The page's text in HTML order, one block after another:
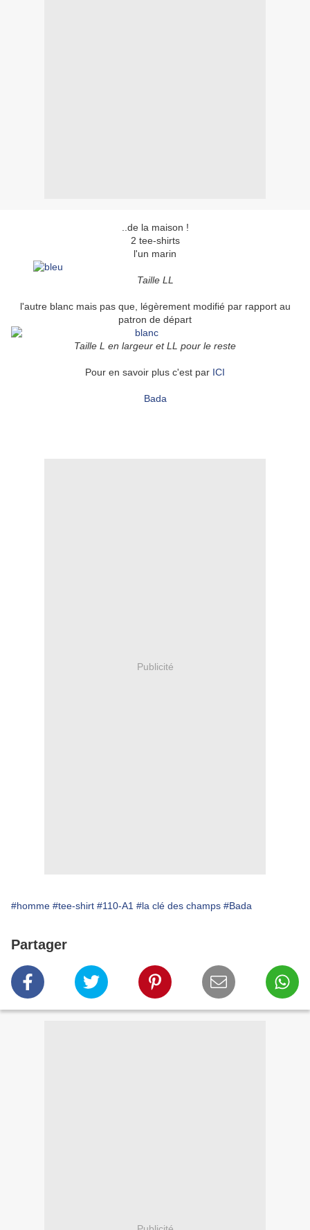
..de la maison !
2 tee-shirts
l'un marin
Taille LL
l'autre blanc mais pas que, légèrement modifié par rapport au
patron de départ
Taille L en largeur et LL pour le reste
Pour en savoir plus c'est par ICI
Bada
Publicité
#homme #tee-shirt #110-A1 #la clé des champs #Bada
Partager